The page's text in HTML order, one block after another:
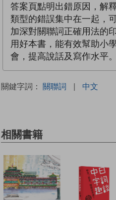
答案頁點明出錯原因，解
類型的錯誤集中在一起，
加深對關聯詞正確用法的印
用好本書，能有效幫助小
會，提高說話及寫作水平。
關鍵字詞： 關聯詞 | 中文
相關書籍